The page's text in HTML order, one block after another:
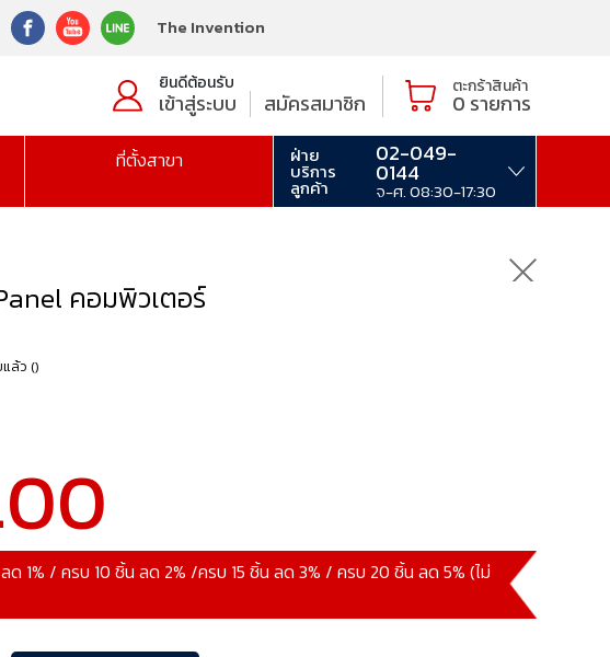
The Invention
ยินดีต้อนรับ
เข้าสู่ระบบ สมัครสมาชิก
ตะกร้าสินค้า
0 รายการ
ที่ตั้งสาขา ฝ่าย
บริการ
ลูกค้า
02-049-
0144
จ-ศ. 08:30-17:30
คอมพิวเตอร์
ล้ว ()
1% / ครบ 10 ชิ้น ลด 2% /ครบ 15 ชิ้น ลด 3% / ครบ 20 ชิ้น ลด 5% (ไม่